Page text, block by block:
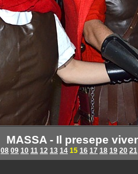
MASSA - Il presepe
08 09 10 11 12 13 14 15 16 17 18 19 20 21